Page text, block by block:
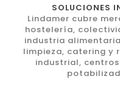
SOLUCIONES
Lindamer cubre
hostelería,
industria
limpieza, catering y
industrial,